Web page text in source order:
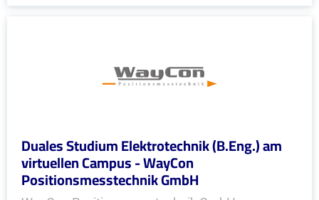
Duales Studium Elektrotechnik (B.Eng.) am
virtuellen Campus - WayCon
Positionsmesstechnik GmbH